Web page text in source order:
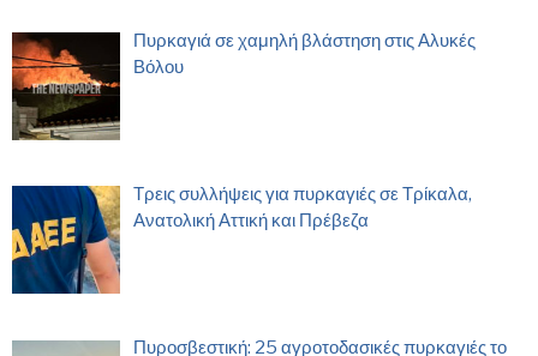
Πυρκαγιά σε χαμηλή βλάστηση στις Αλυκές
Βόλου
Τρεις συλλήψεις για πυρκαγιές σε Τρίκαλα,
Ανατολική Αττική και Πρέβεζα
Πυροσβεστική: 25 αγροτοδασικές πυρκαγιές το